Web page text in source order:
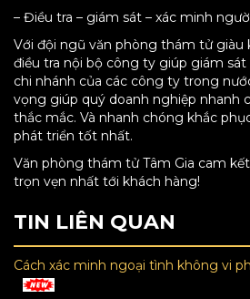
– Điều tra – giám sát – xác minh
Với đội ngũ văn phòng thám tử giàu
điều tra nội bộ công ty giúp giám
chi nhánh của các công ty trong
vọng giúp quý doanh nghiệp nhanh
thắc mắc. Và nhanh chóng khắc
phát triển tốt nhất.
Văn phòng thám tử Tâm Gia cam
trọn vẹn nhất tới khách hàng!
TIN LIÊN QUAN
Cách xác minh ngoại tình không vi